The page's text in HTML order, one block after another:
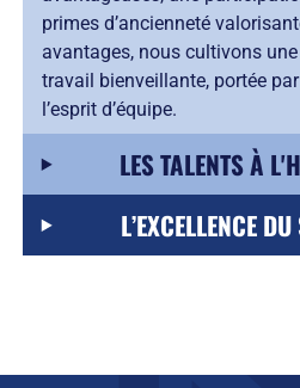
primes d’ancienneté
avantages, nous cultivons
travail bienveillante, portée
l’esprit d’équipe.
LES TALENTS À
L’EXCELLENCE